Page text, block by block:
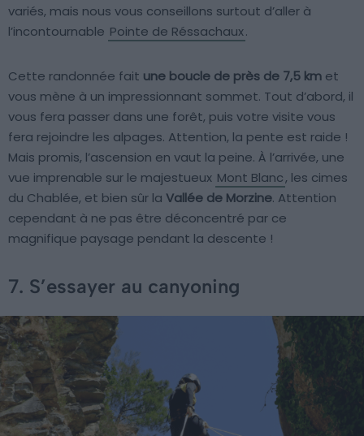
variés, mais nous vous conseillons surtout d’aller à
l’incontournable Pointe de Réssachaux.
Cette randonnée fait une boucle de près de 7,5 km et
vous mène à un impressionnant sommet. Tout d’abord, il
vous fera passer dans une forêt, puis votre visite vous
fera rejoindre les alpages. Attention, la pente est raide !
Mais promis, l’ascension en vaut la peine. À l’arrivée, une
vue imprenable sur le majestueux Mont Blanc, les cimes
du Chablée, et bien sûr la Vallée de Morzine. Attention
cependant à ne pas être déconcentré par ce
magnifique paysage pendant la descente !
7. S’essayer au canyoning